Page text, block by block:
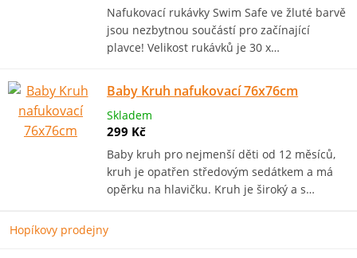
Nafukovací rukávky Swim Safe ve žluté barvě
jsou nezbytnou součástí pro začínající
plavce! Velikost rukávků je 30 x…
Baby Kruh nafukovací 76x76cm
Skladem
299 Kč
Baby kruh pro nejmenší děti od 12 měsíců,
kruh je opatřen středovým sedátkem a má
opěrku na hlavičku. Kruh je široký a s…
Hopíkovy prodejny